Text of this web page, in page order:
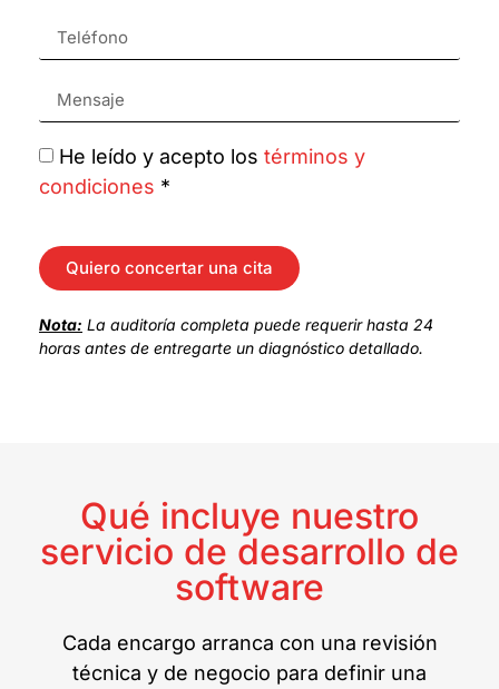
He leído y acepto los términos y
condiciones *
Quiero concertar una cita
Nota: La auditoría completa puede requerir hasta 24
horas antes de entregarte un diagnóstico detallado.
Qué incluye nuestro
servicio de desarrollo de
software
Cada encargo arranca con una revisión
técnica y de negocio para definir una